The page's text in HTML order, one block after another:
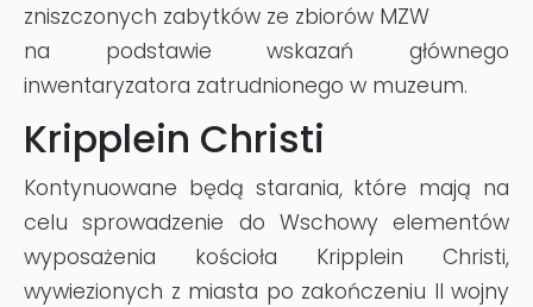
zniszczonych zabytków ze zbiorów MZW
na podstawie wskazań głównego
inwentaryzatora zatrudnionego w muzeum.
Kripplein Christi
Kontynuowane będą starania, które mają na
celu sprowadzenie do Wschowy elementów
wyposażenia kościoła Kripplein Christi,
wywiezionych z miasta po zakończeniu II wojny